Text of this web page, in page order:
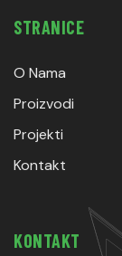
STRANICE
O Nama
Proizvodi
Projekti
Kontakt
KONTAKT